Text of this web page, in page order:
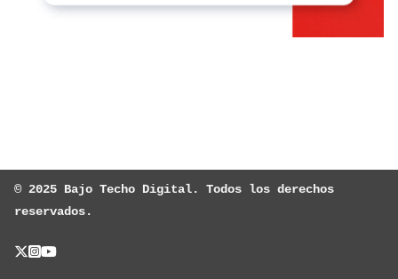
© 2025 Bajo Techo Digital. Todos los derechos
reservados.